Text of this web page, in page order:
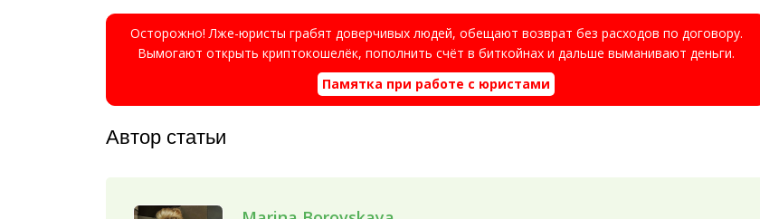
Осторожно! Лже-юристы грабят доверчивых людей, обещают возврат без расходов по договору.
Вымогают открыть криптокошелёк, пополнить счёт в биткойнах и дальше выманивают деньги.
Памятка при работе с юристами
Автор статьи